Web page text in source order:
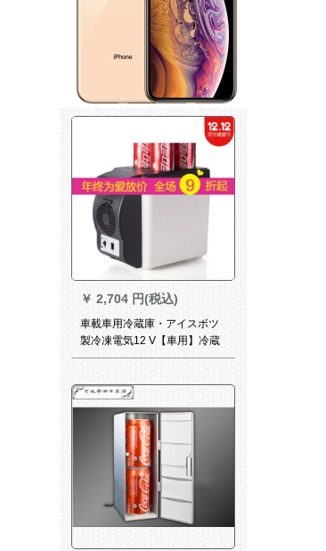
￥ 2,704 円(税込)
車載車用冷蔵庫・アイスボツ
製冷凍電気12 V【車用】冷蔵
庫6 L【黒】